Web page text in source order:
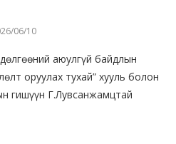
06/10
аюулгүй байдлын
оруулах тухай” хууль болон
гишүүн Г.Лувсанжамцтай